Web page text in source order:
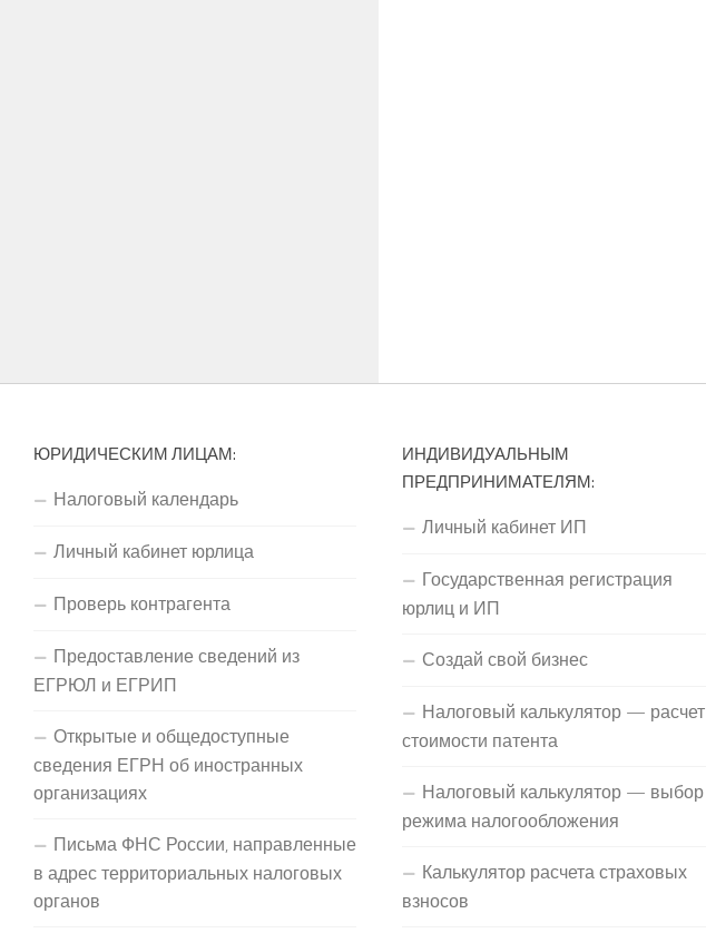
ЮРИДИЧЕСКИМ ЛИЦАМ:
Налоговый календарь
Личный кабинет юрлица
Проверь контрагента
Предоставление сведений из
ЕГРЮЛ и ЕГРИП
Открытые и общедоступные
сведения ЕГРН об иностранных
организациях
Письма ФНС России, направленные
в адрес территориальных налоговых
органов
ИНДИВИДУАЛЬНЫМ
ПРЕДПРИНИМАТЕЛЯМ:
Личный кабинет ИП
Государственная регистрация
юрлиц и ИП
Создай свой бизнес
Налоговый калькулятор — расчет
стоимости патента
Налоговый калькулятор — выбор
режима налогообложения
Калькулятор расчета страховых
взносов